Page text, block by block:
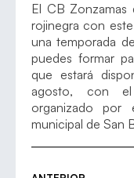
El CB Zonzamas
rojinegra con
una temporada
puedes formar
que estará
agosto, con
organizado
municipal de San